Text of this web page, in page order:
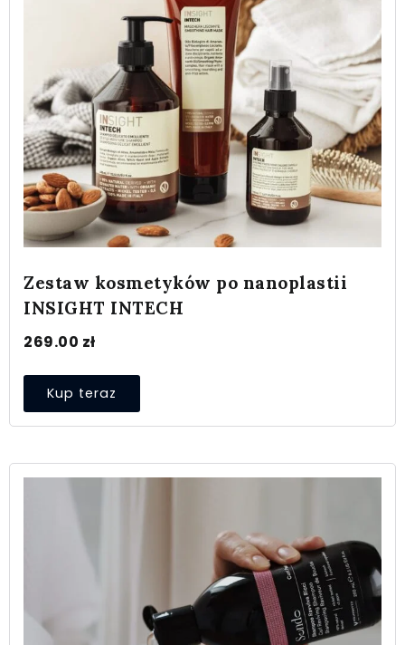
Zestaw kosmetyków po nanoplastii
INSIGHT INTECH
269.00 zł
Kup teraz